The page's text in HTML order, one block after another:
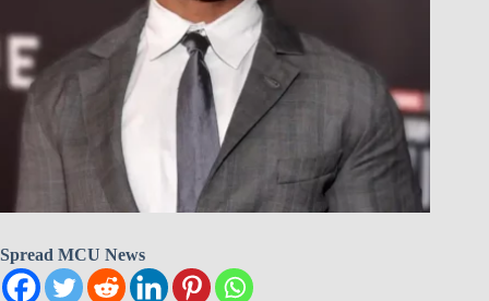
Spread MCU News